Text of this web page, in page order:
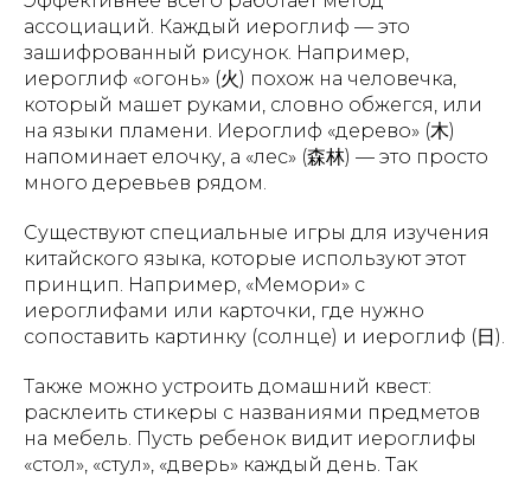
ассоциаций. Каждый иероглиф — это
зашифрованный рисунок. Например,
иероглиф «огонь» (火) похож на человечка,
который машет руками, словно обжегся, или
на языки пламени. Иероглиф «дерево» (木)
напоминает елочку, а «лес» (森林) — это просто
много деревьев рядом.
Существуют специальные игры для изучения
китайского языка, которые используют этот
принцип. Например, «Мемори» с
иероглифами или карточки, где нужно
сопоставить картинку (солнце) и иероглиф (日).
Также можно устроить домашний квест:
расклеить стикеры с названиями предметов
на мебель. Пусть ребенок видит иероглифы
«стол», «стул», «дверь» каждый день. Так